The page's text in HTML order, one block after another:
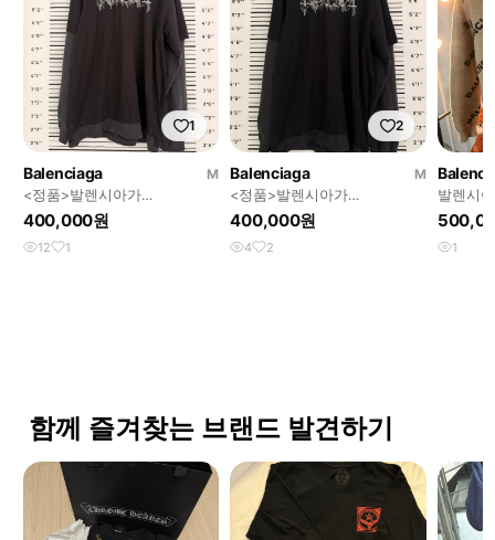
1
Balenciaga
M
<정품>발렌시아가
(Balenciaga) 슬라임 로고 더블
레이어드 후드
400,000원
12 1
2
Balenciaga
M
<정품>발렌시아가
(Balenciaga) 슬라임 로고 더블
레이어드 후드
400,000원
4 2
발렌시
니트 스
1
함께 즐겨찾는 브랜드 발견하기